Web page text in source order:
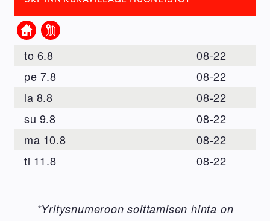
KotisivuKartta
to 6.8
pe 7.8
la 8.8
su 9.8
ma 10.8
ti 11.8
08-22
08-22
08-22
08-22
08-22
08-22
*Yritysnumeroon soittamisen hinta on